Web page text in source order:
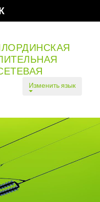
Изменить язык